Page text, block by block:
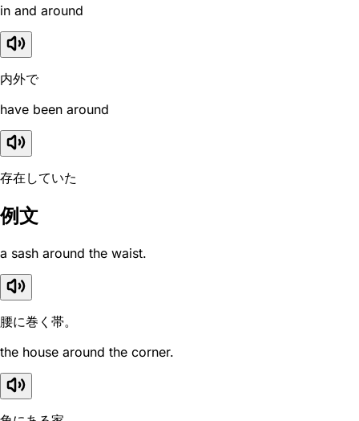
in and around
内外で
have been around
存在していた
例文
a sash around the waist.
腰に巻く帯。
the house around the corner.